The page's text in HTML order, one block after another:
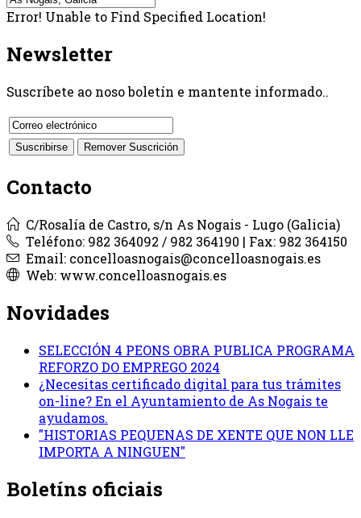
Error! Unable to Find Specified Location!
Newsletter
Suscríbete ao noso boletín e mantente informado..
Contacto
C/Rosalía de Castro, s/n As Nogais - Lugo (Galicia)
Teléfono: 982 364092 / 982 364190 | Fax: 982 364150
Email: concelloasnogais@concelloasnogais.es
Web: www.concelloasnogais.es
Novidades
SELECCIÓN 4 PEONS OBRA PUBLICA PROGRAMA
REFORZO DO EMPREGO 2024
¿Necesitas certificado digital para tus trámites
on-line? En el Ayuntamiento de As Nogais te
ayudamos.
"HISTORIAS PEQUENAS DE XENTE QUE NON LLE
IMPORTA A NINGUEN"
Boletíns oficiais